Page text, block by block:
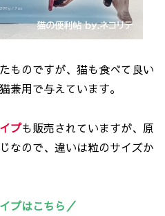
ものですが、猫も食べて良い
兼用で与えています。
プも販売されていますが、原
なので、違いは粒のサイズか
プはこちら／